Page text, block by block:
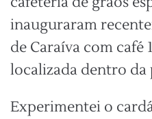
inauguraram
de Caraíva com café
localizada dentro da
Experimentei o